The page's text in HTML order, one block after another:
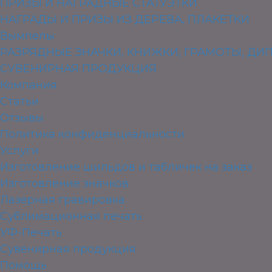
ПРИЗЫ И НАГРАДНЫЕ СТАТУЭТКИ
НАГРАДЫ И ПРИЗЫ ИЗ ДЕРЕВА, ПЛАКЕТКИ
Вымпелы
РАЗРЯДНЫЕ ЗНАЧКИ, КНИЖКИ, ГРАМОТЫ,
СУВЕНИРНАЯ ПРОДУКЦИЯ
Компания
Статьи
Отзывы
Политика конфиденциальности
Услуги
Изготовление шильдов и табличек на заказ
Изготовление значков
Лазерная гравировка
Сублимационная печать
УФ-Печать
Сувенирная продукция
Помощь